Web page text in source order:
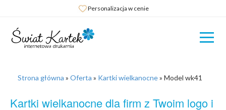
Personalizacja w cenie
Strona główna » Oferta » Kartki wielkanocne» Model wk41
Kartki wielkanocne dla firm z Twoim logo i